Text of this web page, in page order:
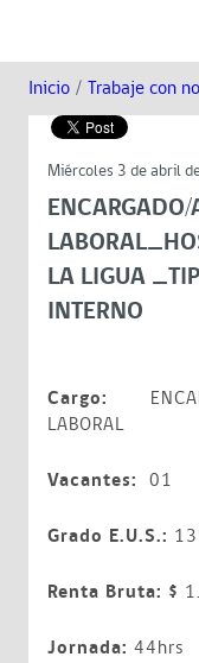
Inicio / Trabaje con
Miércoles 3 de abril
LA LIGUA
INTERNO
Cargo:
LABORAL
Vacantes: 01
Grado E.U.S.:
Renta Bruta: $
Jornada: 44hrs